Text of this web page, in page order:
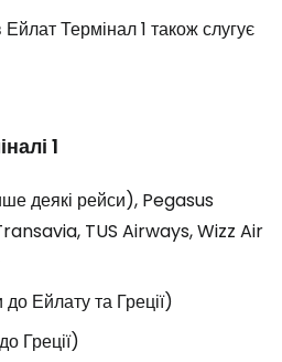
Термінал 1 також слугує
1
деякі рейси), Pegasus
TUS Airways, Wizz Air
Ейлату та Греції)
Греції)